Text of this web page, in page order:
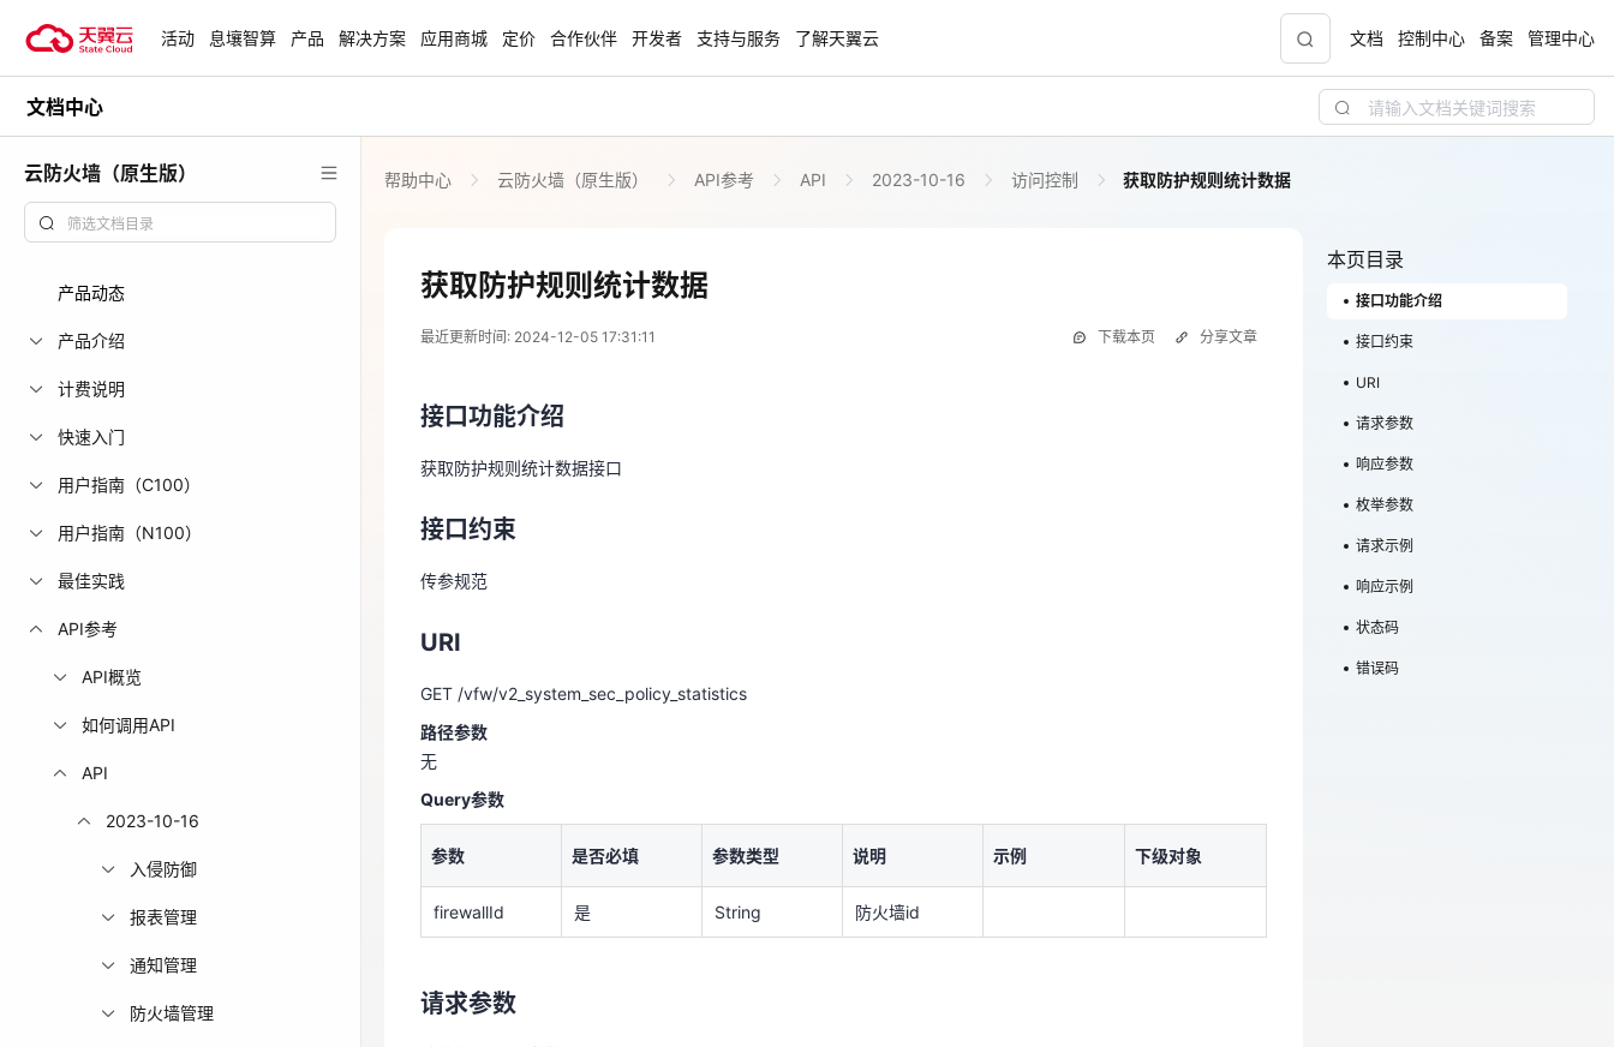
试用，产品折扣等，助您降本增
安全隔离版OpenClaw NEW 聚力AI赋能 天翼云大模型专项 青云志云端助力计划
企业出海解决方案
助力您的业务扬帆出海，通达全球！
“一云多芯、一云多态”,国产化软件全面适配，
国家云助力中小企业腾飞，高额上云补贴重磅
云上钜惠
爆款云主机全场特惠，2核4G只要1.8折起！
免费活动
免费试用中心
活动 息壤智算 产品 解决方案 应用商城 定价 合作伙伴 开发者 支持与服务 了解天翼云 文档 控制中心 备案 管理中心
文档中心
云防火墙（原生版）
产品动态
产品介绍
计费说明
快速入门
用户指南（C100）
用户指南（N100）
最佳实践
API参考
API概览
如何调用API
API
2023-10-16
入侵防御
报表管理
通知管理
防火墙管理
帮助中心 云防火墙（原生版） API参考 API 2023-10-16 访问控制 获取防护规则统计数据
获取防护规则统计数据
最近更新时间: 2024-12-05 17:31:11 下载本页
2024-12-05 09:31:11
获取防护规则统计数据接口
接口约束
传参规范
URI
GET /vfw/v2_system_sec_policy_statistics
路径参数
Query参数
参数
firewallId 是 String 防火墙id
请求参数
分享文章
接口功能介绍
获取防护规则统计数据接口
接口约束
传参规范
URI
GET /vfw/v2_system_sec_policy_statistics
路径参数
无
Query参数
参数 是否必填 参数类型 说明 示例 下级对象
firewallId 是 String 防火墙id
请求参数
本页目录
接口功能介绍
接口约束
URI
请求参数
响应参数
枚举参数
请求示例
响应示例
状态码
错误码